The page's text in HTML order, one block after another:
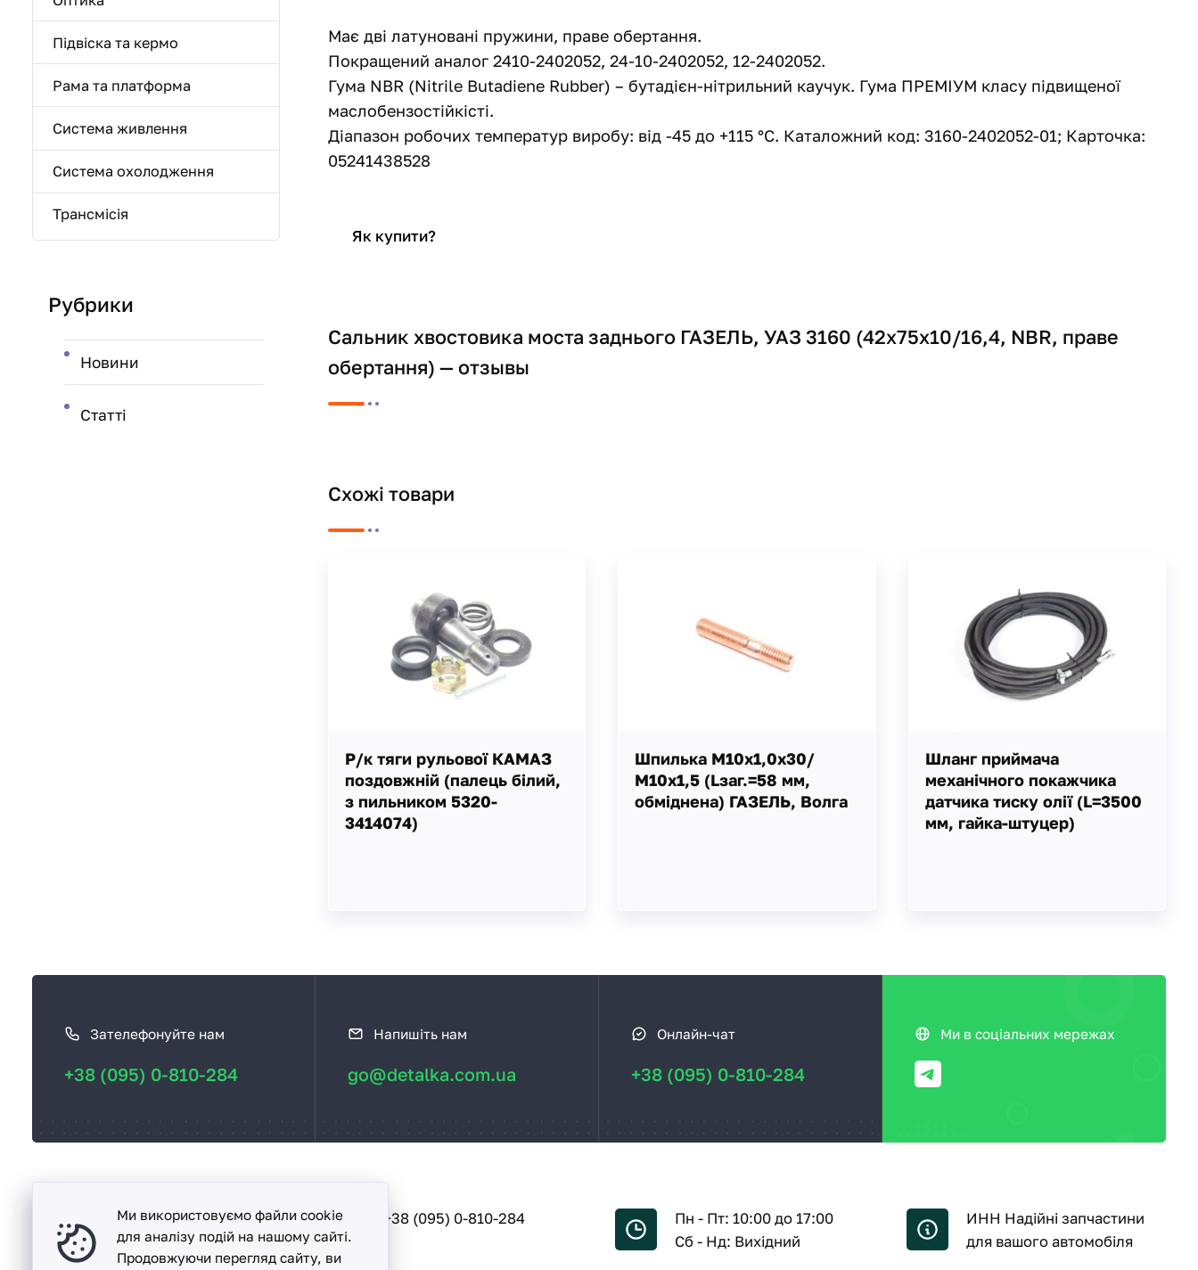
Має дві латуновані пружини, праве обертання.
Покращений аналог 2410-2402052, 24-10-2402052, 12-2402052.
Гума NBR (Nitrile Butadiene Rubber) – бутадієн-нітрильний каучук. Гума ПРЕМІУМ класу підвищеної
маслобензостійкісті.
Діапазон робочих температур виробу: від -45 до +115 °С. Каталожний код: 3160-2402052-01; Карточка:
05241438528
Як купити?
Сальник хвостовика моста заднього ГАЗЕЛЬ, УАЗ 3160 (42х75х10/16,4, NBR, праве
обертання) — отзывы
Схожі товари
Р/к тяги рульової КАМАЗ
поздовжній (палець білий,
з пильником 5320-
3414074)
Шпилька М10х1,0х30/
М10х1,5 (Lзаг.=58 мм,
обміднена) ГАЗЕЛЬ, Волга
Шланг приймача
механічного покажчика
датчика тиску олії (L=3500
мм, гайка-штуцер)
Підвіска та кермо
Рама та платформа
Система живлення
Система охолодження
Трансмісія
Рубрики
Новини
Статті
з
Зателефонуйте нам
+38 (095) 0-810-284
Напишіть нам
go@detalka.com.ua
Онлайн-чат
+38 (095) 0-810-284
Ми в соціальних мережах
Песочин
вул. Надії, буд. 15-А
+38 (095) 0-810-284
Пн - Пт: 10:00 до 17:00
Сб - Нд: Вихідний
ИНН Надійні запчастини
для вашого автомобіля
Ми використовуємо файли cookie
для аналізу подій на нашому сайті.
Продовжуючи перегляд сайту, ви